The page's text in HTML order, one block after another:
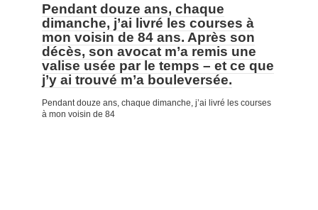
Pendant douze ans, chaque
dimanche, j’ai livré les courses à
mon voisin de 84 ans. Après son
décès, son avocat m’a remis une
valise usée par le temps – et ce que
j’y ai trouvé m’a bouleversée.
Pendant douze ans, chaque dimanche, j’ai livré les courses
à mon voisin de 84